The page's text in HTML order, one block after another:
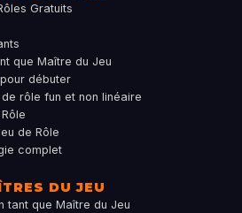
Gratuits
que Maître du Jeu
débuter
rôle fun et non linéaire
de Rôle
complet
DU JEU
tant que Maître du Jeu